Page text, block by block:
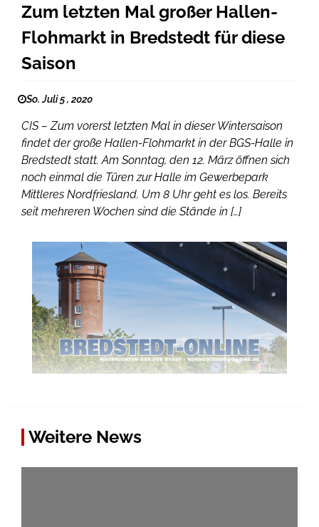
Zum letzten Mal großer Hallen-
Flohmarkt in Bredstedt für diese
Saison
So. Juli 5 , 2020
CIS – Zum vorerst letzten Mal in dieser Wintersaison
findet der große Hallen-Flohmarkt in der BGS-Halle in
Bredstedt statt. Am Sonntag, den 12. März öffnen sich
noch einmal die Türen zur Halle im Gewerbepark
Mittleres Nordfriesland. Um 8 Uhr geht es los. Bereits
seit mehreren Wochen sind die Stände in […]
Weitere News